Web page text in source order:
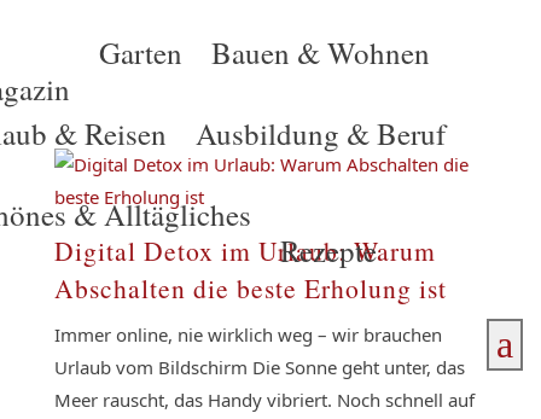
Garten Bauen & Wohnen
& Reisen Ausbildung & Beruf
& Alltägliches
Rezepte
a
Digital Detox im Urlaub: Warum
Abschalten die beste Erholung ist
Immer online, nie wirklich weg – wir brauchen
Urlaub vom Bildschirm Die Sonne geht unter, das
Meer rauscht, das Handy vibriert. Noch schnell auf